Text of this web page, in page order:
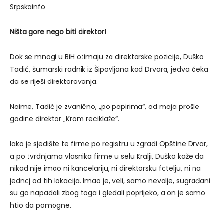
Srpskainfo
Ništa gore nego biti direktor!
Dok se mnogi u BiH otimaju za direktorske pozicije, Duško
Tadić, šumarski radnik iz Šipovljana kod Drvara, jedva čeka
da se riješi direktorovanja.
Naime, Tadić je zvanično, „po papirima“, od maja prošle
godine direktor „Krom reciklaže“.
Iako je sjedište te firme po registru u zgradi Opštine Drvar,
a po tvrdnjama vlasnika firme u selu Kralji, Duško kaže da
nikad nije imao ni kancelariju, ni direktorsku fotelju, ni na
jednoj od tih lokacija. Imao je, veli, samo nevolje, sugrađani
su ga napadali zbog toga i gledali poprijeko, a on je samo
htio da pomogne.